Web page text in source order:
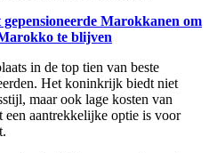
Marokkanen om
te blijven
in de top tien van beste
Het koninkrijk biedt niet
maar ook lage kosten van
een aantrekkelijke optie is voor